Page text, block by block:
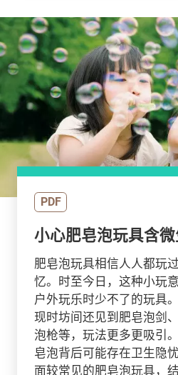
PDF
小心肥皂泡玩具含
肥皂泡玩具相信人人都玩
忆。时至今日，这种小玩
户外玩乐时少不了的玩具
现时坊间还见到肥皂泡剑
泡枪等，玩法更多更吸引
皂泡背后可能存在卫生隐
面较常见的肥皂泡玩具，